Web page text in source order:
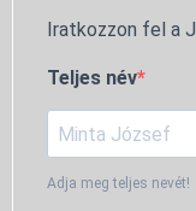
Iratkozzon fel a
Teljes név
Adja meg teljes nevét!